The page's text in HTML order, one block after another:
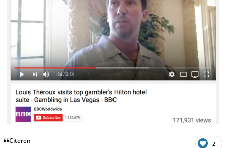
Citeren 2